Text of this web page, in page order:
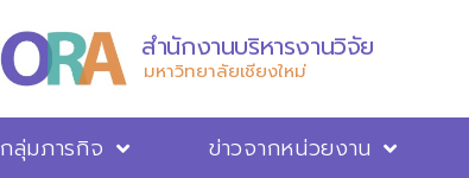
สำนักงานบริหารงานวิจัย
มหาวิทยาลัยเชียงใหม่
กลุ่มภารกิจ ข่าวจากหน่วยงาน